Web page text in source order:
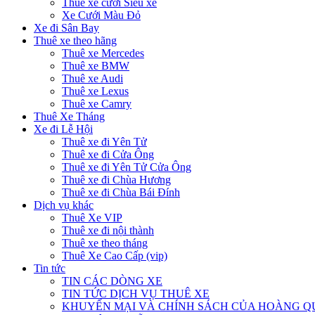
Thuê xe cưới Siêu xe
Xe Cưới Màu Đỏ
Xe đi Sân Bay
Thuê xe theo hãng
Thuê xe Mercedes
Thuê xe BMW
Thuê xe Audi
Thuê xe Lexus
Thuê xe Camry
Thuê Xe Tháng
Xe đi Lễ Hội
Thuê xe đi Yên Tử
Thuê xe đi Cửa Ông
Thuê xe đi Yên Tử Cửa Ông
Thuê xe đi Chùa Hương
Thuê xe đi Chùa Bái Đính
Dịch vụ khác
Thuê Xe VIP
Thuê xe đi nội thành
Thuê xe theo tháng
Thuê Xe Cao Cấp (vip)
Tin tức
TIN CÁC DÒNG XE
TIN TỨC DỊCH VỤ THUÊ XE
KHUYẾN MẠI VÀ CHÍNH SÁCH CỦA HOÀNG